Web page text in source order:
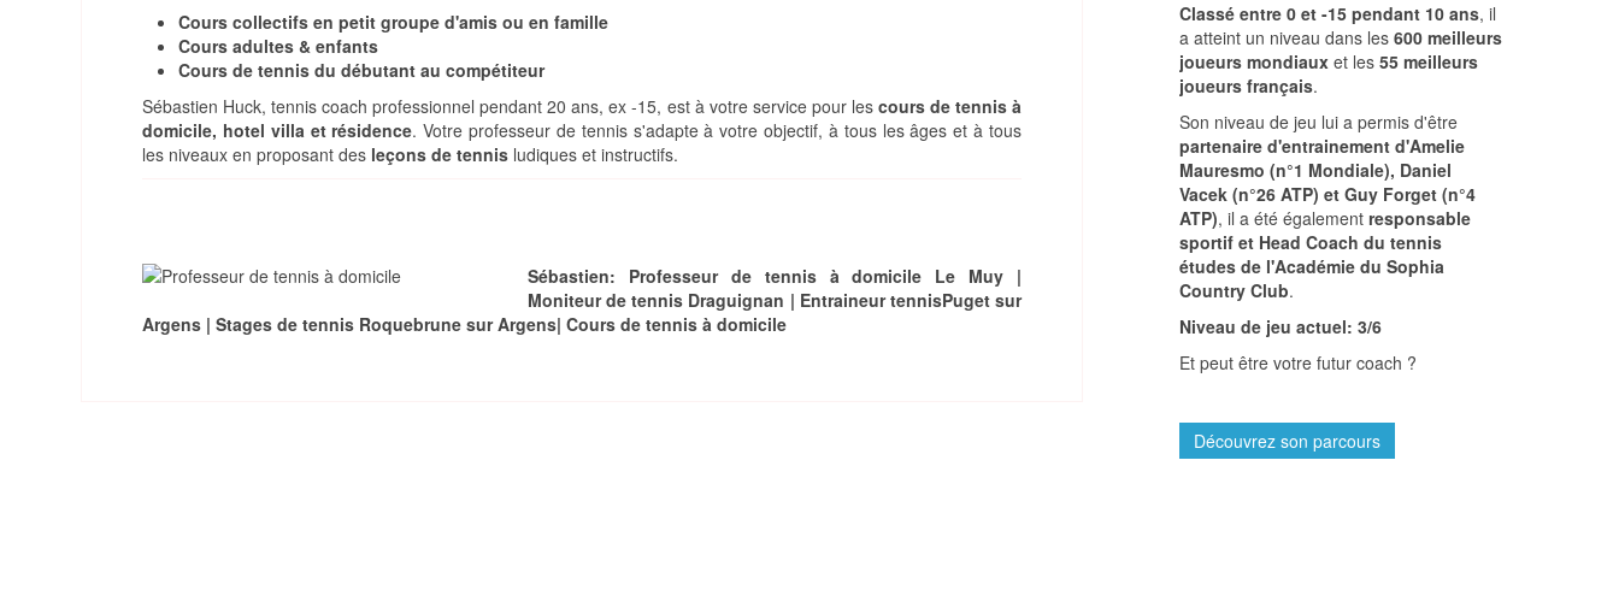
Cours collectifs en petit groupe d'amis ou en famille
Cours adultes & enfants
Cours de tennis du débutant au compétiteur
Sébastien Huck, tennis coach professionnel pendant 20 ans, ex -15, est à votre service pour les cours de tennis à
domicile, hotel villa et résidence.Votreprofesseur de tenniss'adapte à votre objectif, à tous les âges et à tous
les niveaux en proposant des leçons de tennis ludiques et instructifs.
Sébastien: Professeur de tennis à domicile Le Muy |
Moniteur de tennis Draguignan | Entraineur tennisPuget sur
Argens | Stages de tennis Roquebrune sur Argens| Cours de tennis à domicile
Classé entre 0 et -15 pendant 10 ans, il
a atteint un niveau dans les 600 meilleurs
joueurs mondiaux et les 55 meilleurs
joueurs français.
Son niveau de jeu lui a permis d'être
partenaire d'entrainement d'Amelie
Mauresmo (n°1 Mondiale), Daniel
Vacek (n°26 ATP) et Guy Forget (n°4
ATP), il a été également responsable
sportif et Head Coach du tennis
études de l'Académie du Sophia
Country Club.
Niveau de jeu actuel: 3/6
Et peut être votre futur coach ?
Découvrez son parcours